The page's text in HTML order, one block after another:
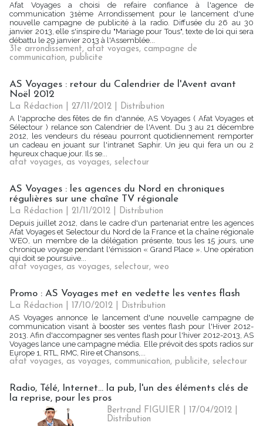
Afat Voyages a choisi de refaire confiance à l'agence de
communication 31ème Arrondissement pour le lancement d'une
nouvelle campagne de publicité à la radio. Diffusée du 26 au 30
janvier 2013, elle s'inspire du "Mariage pour Tous", texte de loi qui sera
débattu le 29 janvier 2013 à l'Assemblée...
31e arrondissement, afat voyages, campagne de
communication, publicite
AS Voyages : retour du Calendrier de l'Avent avant
Noël 2012
La Rédaction | 27/11/2012
Distribution
A l'approche des fêtes de fin d'année, AS Voyages ( Afat Voyages et
Sélectour ) relance son Calendrier de l'Avent. Du 3 au 21 décembre
2012, les vendeurs du réseau pourront quotidiennement remporter
un cadeau en jouant sur l'intranet Saphir. Un jeu qui fera un ou 2
heureux chaque jour. Ils se...
afat voyages, as voyages, selectour
AS Voyages : les agences du Nord en chroniques
régulières sur une chaîne TV régionale
La Rédaction | 21/11/2012
Distribution
Depuis juillet 2012, dans le cadre d'un partenariat entre les agences
Afat Voyages et Selectour du Nord de la France et la chaîne régionale
WEO, un membre de la délégation présente, tous les 15 jours, une
chronique voyage pendant l'émission « Grand Place ». Une opération
qui doit se poursuive...
afat voyages, as voyages, selectour, weo
Promo : AS Voyages met en vedette les ventes flash
La Rédaction | 17/10/2012
Distribution
AS Voyages annonce le lancement d'une nouvelle campagne de
communication visant à booster ses ventes flash pour l'Hiver 2012-
2013. Afin d'accompagner ses ventes flash pour l'hiver 2012-2013, AS
Voyages lance une campagne média. Elle prévoit des spots radios sur
Europe 1, RTL, RMC, Rire et Chansons,...
afat voyages, as voyages, communication, publicite, selectour
Radio, Télé, Internet... la pub, l'un des éléments clés de
la reprise, pour les pros
Bertrand FIGUIER | 17/04/2012
Distribution